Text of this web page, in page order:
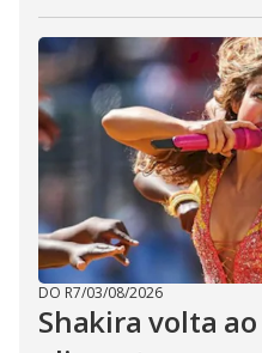
DO R7/03/08/2026
Shakira volta